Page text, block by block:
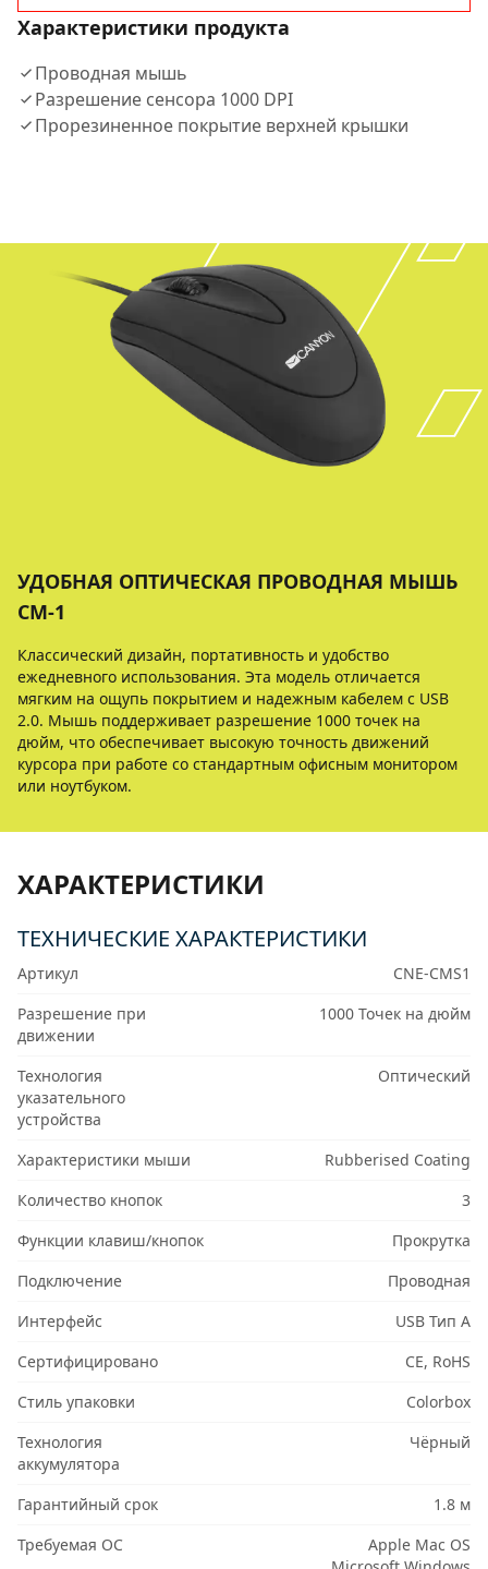
Характеристики продукта
Проводная мышь
Разрешение сенсора 1000 DPI
Прорезиненное покрытие верхней крышки
УДОБНАЯ ОПТИЧЕСКАЯ ПРОВОДНАЯ МЫШЬ
CM-1
Классический дизайн, портативность и удобство
ежедневного использования. Эта модель отличается
мягким на ощупь покрытием и надежным кабелем с USB
2.0. Мышь поддерживает разрешение 1000 точек на
дюйм, что обеспечивает высокую точность движений
курсора при работе со стандартным офисным монитором
или ноутбуком.
ХАРАКТЕРИСТИКИ
ТЕХНИЧЕСКИЕ ХАРАКТЕРИСТИКИ
Артикул
CNE-CMS1
Разрешение при
движении
1000 Точек на дюйм
Технология
указательного
устройства
Оптический
Характеристики мыши
Rubberised Coating
Количество кнопок
3
Функции клавиш/кнопок
Прокрутка
Подключение
Проводная
Интерфейс
USB Тип A
Сертифицировано
CE, RoHS
Стиль упаковки
Colorbox
Технология
аккумулятора
Чёрный
Гарантийный срок
1.8 м
Требуемая ОС
Apple Mac OS